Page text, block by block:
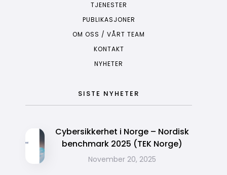
TJENESTER
PUBLIKASJONER
OM OSS / VÅRT TEAM
KONTAKT
NYHETER
SISTE NYHETER
Cybersikkerhet i Norge – Nordisk
benchmark 2025 (TEK Norge)
November 20, 2025